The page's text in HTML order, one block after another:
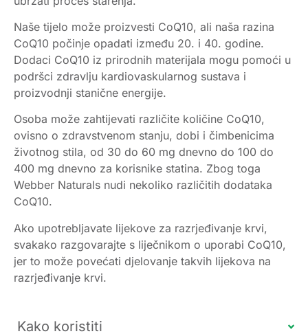
Naše tijelo može proizvesti CoQ10, ali naša razina
CoQ10 počinje opadati između 20. i 40. godine.
Dodaci CoQ10 iz prirodnih materijala mogu pomoći u
podršci zdravlju kardiovaskularnog sustava i
proizvodnji stanične energije.
Osoba može zahtijevati različite količine CoQ10,
ovisno o zdravstvenom stanju, dobi i čimbenicima
životnog stila, od 30 do 60 mg dnevno do 100 do
400 mg dnevno za korisnike statina. Zbog toga
Webber Naturals nudi nekoliko različitih dodataka
CoQ10.
Ako upotrebljavate lijekove za razrjeđivanje krvi,
svakako razgovarajte s liječnikom o uporabi CoQ10,
jer to može povećati djelovanje takvih lijekova na
razrjeđivanje krvi.
Kako koristiti